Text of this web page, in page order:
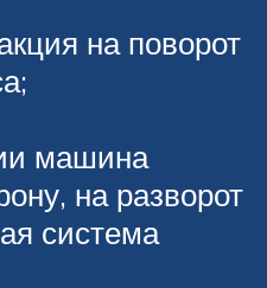
на поворот
машина
на разворот
система